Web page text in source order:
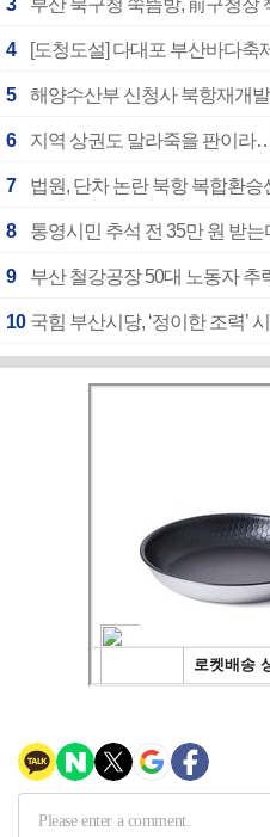
3 부산 북구청 쑥뜸방, 前구청장
4 [도청도설] 다대포 부산바다축
5 해양수산부 신청사 북항재개
6 지역 상권도 말라죽을 판이라
7 법원, 단차 논란 북항 복합환
8 통영시민 추석 전 35만 원 받는
9 부산 철강공장 50대 노동자 추
10